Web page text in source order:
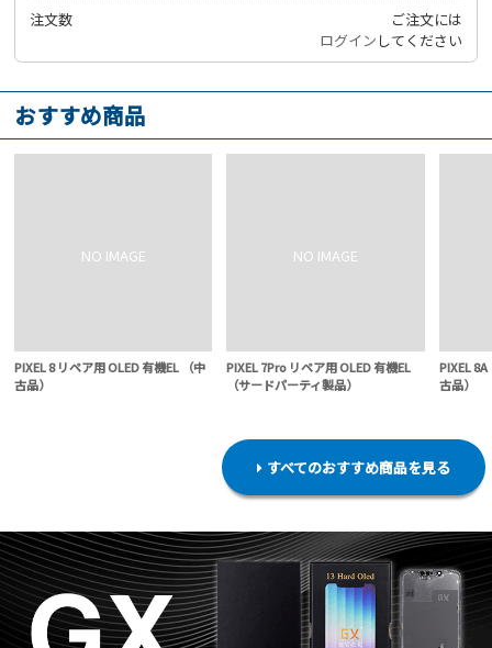
注文数
ご注文には
ログイン してください
おすすめ商品
PIXEL 8 リペア用 OLED 有機EL （中
古品）
PIXEL 7Pro リペア用 OLED 有機EL
（サードパーティ製品）
PIXEL
古品）
すべてのおすすめ商品を見る